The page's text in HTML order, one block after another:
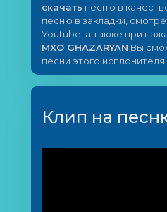
скачать песню в
песню в закладки,
Youtube, а также при
MXO GHAZARYAN Вы
песни этого исплонителя.
Клип на